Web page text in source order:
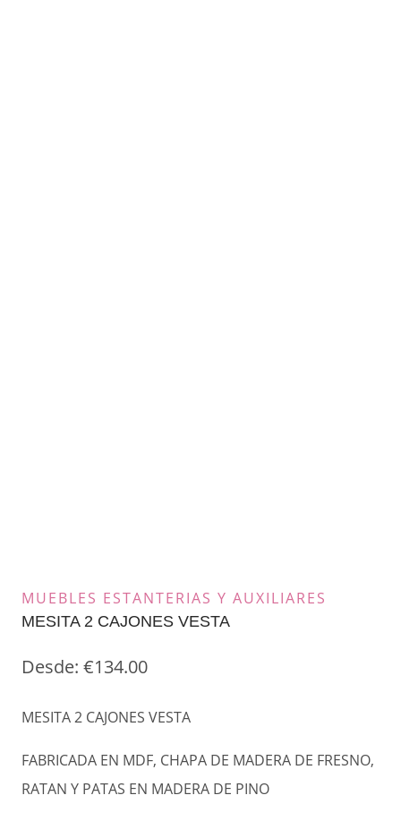
MUEBLES ESTANTERIAS Y AUXILIARES
MESITA 2 CAJONES VESTA
Desde: €134.00
MESITA 2 CAJONES VESTA
FABRICADA EN MDF, CHAPA DE MADERA DE FRESNO,
RATAN Y PATAS EN MADERA DE PINO